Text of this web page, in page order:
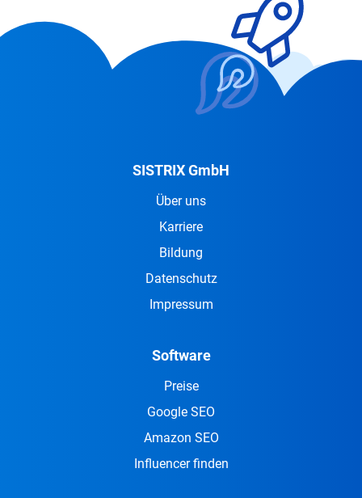
SISTRIX GmbH
Über uns
Karriere
Bildung
Datenschutz
Impressum
Software
Preise
Google SEO
Amazon SEO
Influencer finden